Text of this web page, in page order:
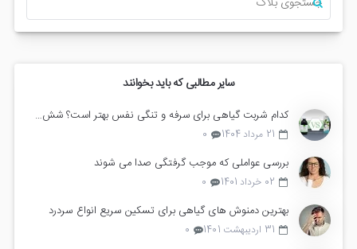
سایر مطالبی که باید بخوانند
کدام شربت گیاهی برای سرفه و تنگی نفس بهتر است؟ شش ناب یا زوفا مرکب
21 مرداد 1404 0
بررسی عواملی که موجب گرفتگی صدا می شوند
02 خرداد 1401 0
بهترین دمنوش های گیاهی برای تسکین سریع انواع سردرد
31 اردیبهشت 1401 0